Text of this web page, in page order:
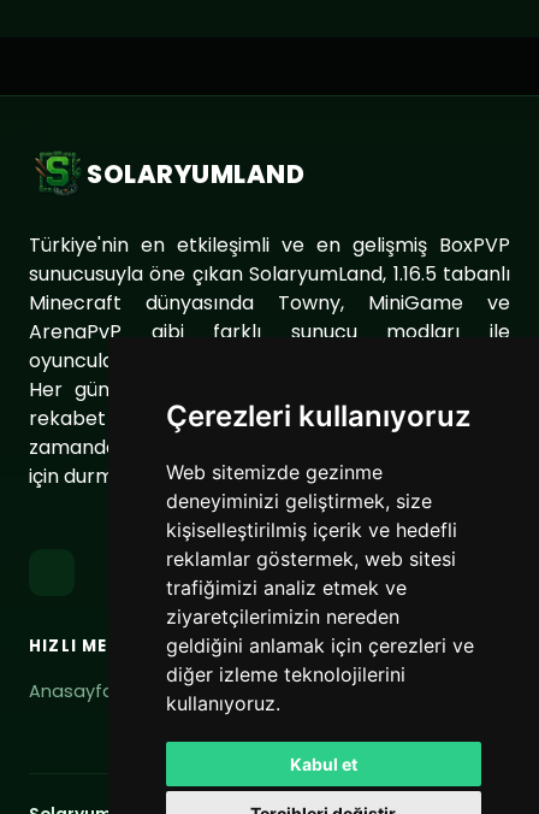
Çerezleri kullanıyoruz
Web sitemizde gezinme
deneyiminizi geliştirmek, size
kişiselleştirilmiş içerik ve hedefli
reklamlar göstermek, web sitesi
trafiğimizi analiz etmek ve
ziyaretçilerimizin nereden
geldiğini anlamak için çerezleri ve
diğer izleme teknolojilerini
kullanıyoruz.
Kabul et
SOLARYUMLAND
Türkiye'nin en etkileşimli ve en gelişmiş BoxPVP
sunucusuyla öne çıkan SolaryumLand, 1.16.5 tabanlı
Minecraft dünyasında Towny, MiniGame ve
ArenaPvP gibi farklı sunucu modları ile
oyuncularımıza eşsiz bir oyun deneyimi sunuyor.
Her gün sunucumuzu geliştirerek oyuncularımıza
rekabet dolu ve keyifli bir ortam sağlıyoruz. Aynı
zamanda topluluğumuzu daha da güçlendirmek
için durmaksızın çalışıyoruz.
HIZLI MENÜ
Anasayfa
BAĞLANTILAR
Hizmet Şartları